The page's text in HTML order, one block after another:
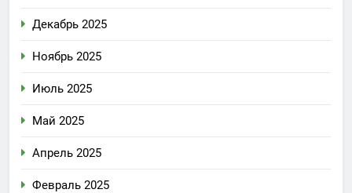
Декабрь 2025
Ноябрь 2025
Июль 2025
Май 2025
Апрель 2025
Февраль 2025